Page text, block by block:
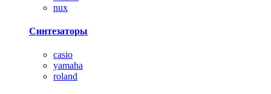
nux
Синтезаторы
casio
yamaha
roland